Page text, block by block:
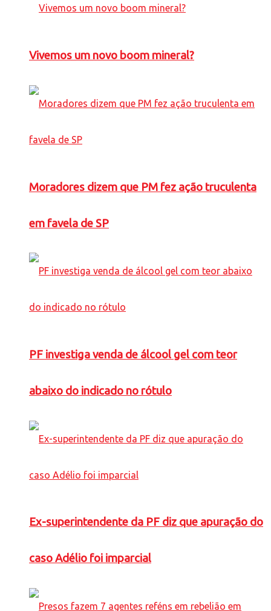
Vivemos um novo boom mineral?
Moradores dizem que PM fez ação truculenta
em favela de SP
PF investiga venda de álcool gel com teor
abaixo do indicado no rótulo
Ex-superintendente da PF diz que apuração do
caso Adélio foi imparcial